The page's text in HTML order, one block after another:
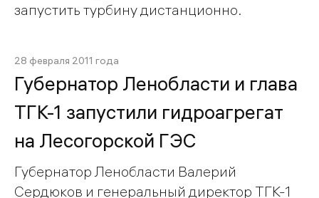
запустить турбину дистанционно.
28 февраля 2011 года
Губернатор Ленобласти и глава
ТГК-1 запустили гидроагрегат
на Лесогорской ГЭС
Губернатор Ленобласти Валерий
Сердюков и генеральный директор ТГК-1